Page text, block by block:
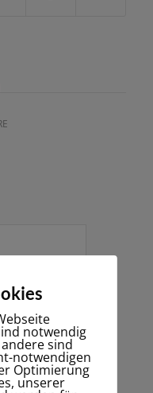
Name*
notwendig
sind
notwendigen
Optimierung
unserer